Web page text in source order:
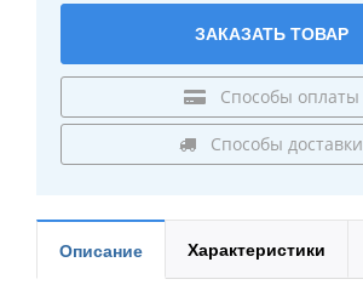
ЗАКАЗАТЬ ТОВАР
Способы оплаты
Способы доставки
Описание Характеристики